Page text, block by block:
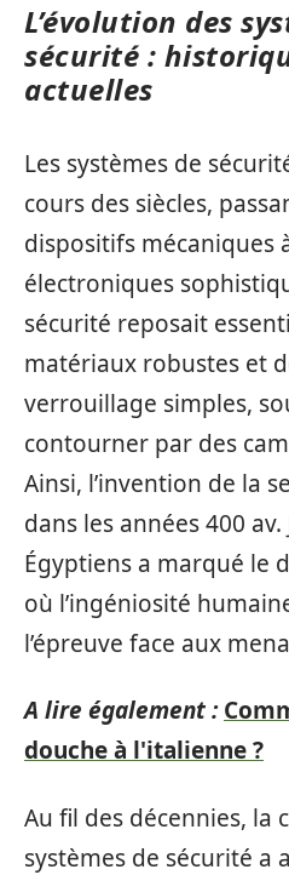
L’évolution des
sécurité :
actuelles
Les systèmes de
cours des siècles,
dispositifs mécaniques
électroniques
sécurité reposait
matériaux robustes et
verrouillage simples,
contourner par des
Ainsi, l’invention de la
dans les années 400 av.
Égyptiens a marqué le
où l’ingéniosité
l’épreuve face aux
A lire également :
douche à l'italienne ?
Au fil des décennies, la
systèmes de sécurité a